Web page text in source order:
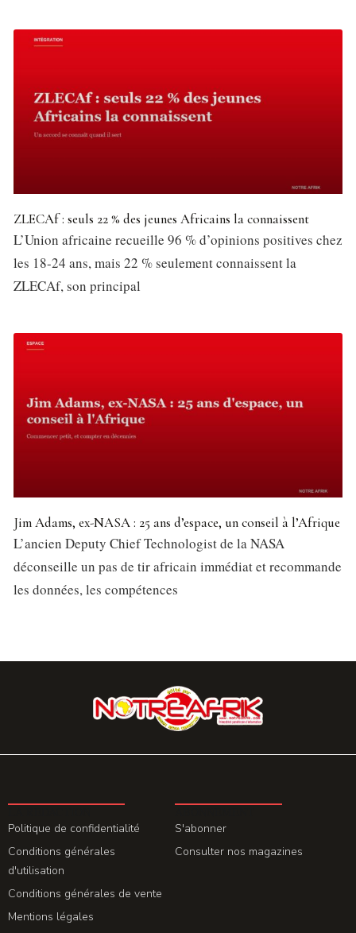
ZLECAf : seuls 22 % des jeunes Africains la connaissent
L’Union africaine recueille 96 % d’opinions positives chez
les 18-24 ans, mais 22 % seulement connaissent la
ZLECAf, son principal
Jim Adams, ex-NASA : 25 ans d’espace, un conseil à l’Afrique
L’ancien Deputy Chief Technologist de la NASA
déconseille un pas de tir africain immédiat et recommande
les données, les compétences
Politique de confidentialité
Conditions générales
d'utilisation
Conditions générales de vente
Mentions légales
S'abonner
Consulter nos magazines